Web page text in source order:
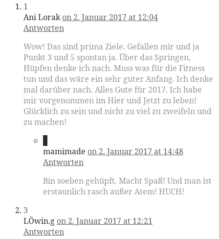
1
Ani Lorak on 2. Januar 2017 at 12:04
Antworten
Wow! Das sind prima Ziele. Gefallen mir und ja
Punkt 3 und 5 spontan ja. Über das Springen,
Hüpfen denke ich nach. Muss was für die Fitness
tun und das wäre ein sehr guter Anfang. Ich denke
mal darüber nach. Alles Gute für 2017. Ich habe
mir vorgenommen im Hier und Jetzt zu leben!
Glücklich zu sein und nicht zu viel zu zweifeln und
zu machen!
mamimade on 2. Januar 2017 at 14:48
Antworten
Bin soeben gehüpft. Macht Spaß! Und man ist
erstaunlich rasch außer Atem! HUCH!
3
LÖwin.g on 2. Januar 2017 at 12:21
Antworten